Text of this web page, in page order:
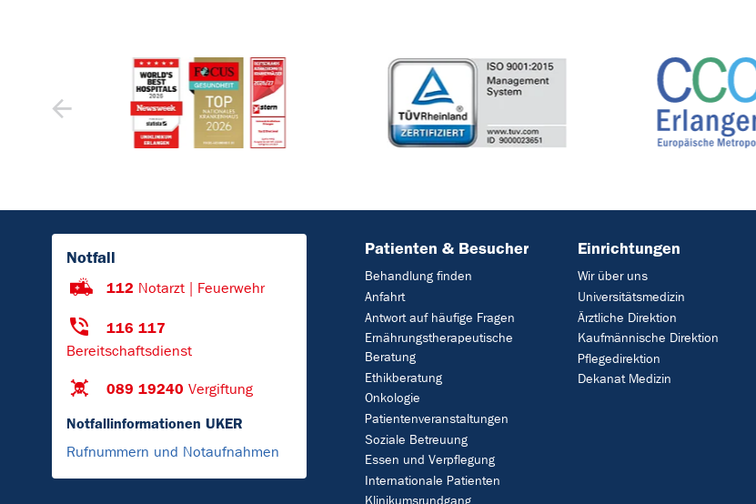
Notfall
112 Notarzt | Feuerwehr
116 117
Bereitschaftsdienst
089 19240 Vergiftung
Notfallinformationen UKER
Rufnummern und Notaufnahmen
Patienten & Besucher
Behandlung finden
Anfahrt
Antwort auf häufige Fragen
Ernährungstherapeutische
Beratung
Ethikberatung
Onkologie
Patientenveranstaltungen
Soziale Betreuung
Essen und Verpflegung
Internationale Patienten
Einrichtungen
Wir über uns
Universitätsmedizin
Ärztliche Direktion
Kaufmännische Direktion
Pflegedirektion
Dekanat Medizin